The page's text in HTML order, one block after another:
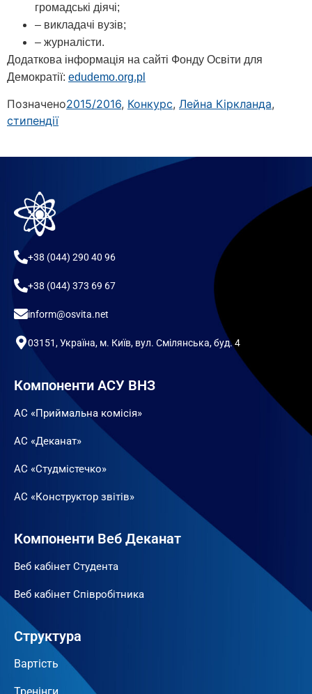
громадські діячі;
– викладачі вузів;
– журналісти.
Додаткова інформація на сайті Фонду Освіти для
Демократії: edudemo.org.pl
Позначено2015/2016, Конкурс, Лейна Кіркланда,
стипендії
+38 (044) 290 40 96
+38 (044) 373 69 67
inform@osvita.net
03151, Україна, м. Київ, вул. Смілянська, буд. 4
Компоненти АСУ ВНЗ
АС «Приймальна комісія»
АС «Деканат»
АС «Студмістечко»
АС «Конструктор звітів»
Компоненти Веб Деканат
Веб кабінет Студента
Веб кабінет Співробітника
Структура
Вартість
Тренінги